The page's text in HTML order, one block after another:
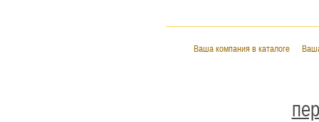
Ваша компания в каталоге